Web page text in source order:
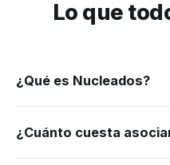
Lo que
¿Qué es Nucleados?
demanda de muchos
negociar como si
¿Cuánto cuesta